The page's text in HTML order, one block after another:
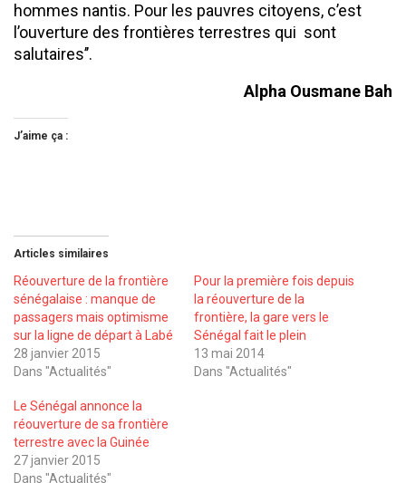
hommes nantis. Pour les pauvres citoyens, c’est
l’ouverture des frontières terrestres qui sont
salutaires’’.
Alpha Ousmane Bah
J’aime ça :
Articles similaires
Réouverture de la frontière
sénégalaise : manque de
passagers mais optimisme
sur la ligne de départ à Labé
28 janvier 2015
Dans "Actualités"
Pour la première fois depuis
la réouverture de la
frontière, la gare vers le
Sénégal fait le plein
13 mai 2014
Dans "Actualités"
Le Sénégal annonce la
réouverture de sa frontière
terrestre avec la Guinée
27 janvier 2015
Dans "Actualités"